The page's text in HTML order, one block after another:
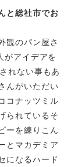
と総社市でお
観のパン屋さ
がアイデアを
れない事もあ
んがいただい
コナッツミル
られているそ
ーを練りこん
とマカデミア
になるハード